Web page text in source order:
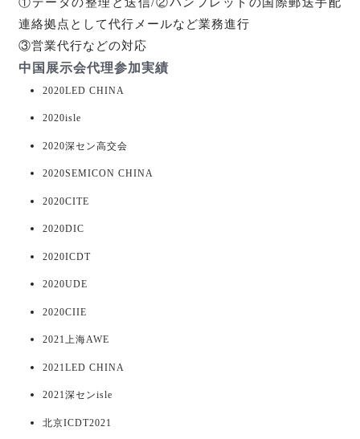
連絡拠点として代行メールなど業務進行
③営業代行などの対応
中国展示会代理参加実績
2020LED CHINA
2020isle
2020深セン高交会
2020SEMICON CHINA
2020CITE
2020DIC
2020ICDT
2020UDE
2020CIIE
2021上海AWE
2021LED CHINA
2021深センisle
北京ICDT2021